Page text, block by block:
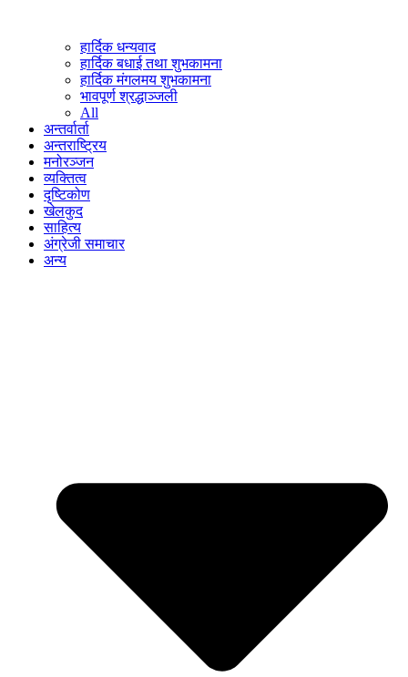
हार्दिक धन्यवाद
हार्दिक बधाई तथा शुभकामना
हार्दिक मंगलमय शुभकामना
भावपूर्ण श्रद्धाञ्जली
All
अन्तर्वार्ता
अन्तराष्ट्रिय
मनोरञ्जन
व्यक्तित्व
दृष्टिकोण
खेलकुद
साहित्य
अंग्रेजी समाचार
अन्य